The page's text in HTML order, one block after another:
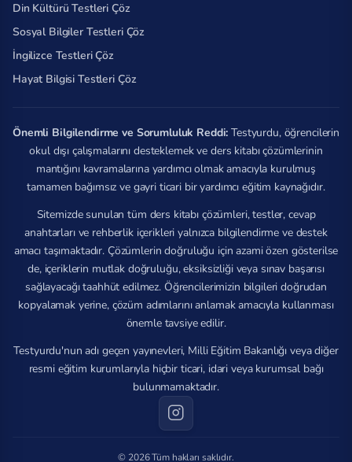
Din Kültürü Testleri Çöz
Sosyal Bilgiler Testleri Çöz
İngilizce Testleri Çöz
Hayat Bilgisi Testleri Çöz
Önemli Bilgilendirme ve Sorumluluk Reddi: Testyurdu, öğrencilerin
okul dışı çalışmalarını desteklemek ve ders kitabı çözümlerinin
mantığını kavramalarına yardımcı olmak amacıyla kurulmuş
tamamen bağımsız ve gayri ticari bir yardımcı eğitim kaynağıdır.
Sitemizde sunulan tüm ders kitabı çözümleri, testler, cevap
anahtarları ve rehberlik içerikleri yalnızca bilgilendirme ve destek
amacı taşımaktadır. Çözümlerin doğruluğu için azami özen gösterilse
de, içeriklerin mutlak doğruluğu, eksiksizliği veya sınav başarısı
sağlayacağı taahhüt edilmez. Öğrencilerimizin bilgileri doğrudan
kopyalamak yerine, çözüm adımlarını anlamak amacıyla kullanması
önemle tavsiye edilir.
Testyurdu'nun adı geçen yayınevleri, Milli Eğitim Bakanlığı veya diğer
resmi eğitim kurumlarıyla hiçbir ticari, idari veya kurumsal bağı
bulunmamaktadır.
© 2026 Tüm hakları saklıdır.